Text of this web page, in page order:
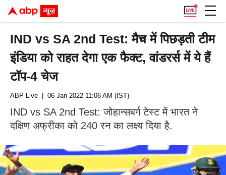
IND vs SA 2nd Test: मैच में पिछड़ती टीम
इंडिया को राहत देगा एक फैक्ट, वांडरर्स में ये हैं
टॉप-4 चेज
ABP Live | 06 Jan 2022 11:06 AM (IST)
IND vs SA 2nd Test: जोहान्सबर्ग टेस्ट में भारत ने
दक्षिण अफ्रीका को 240 रन का लक्ष्य दिया है.